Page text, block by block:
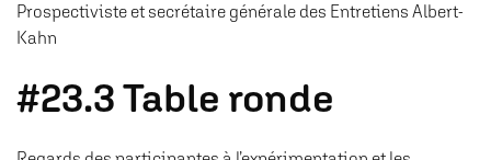
Prospectiviste et secrétaire générale des Entretiens Albert-
Kahn
#23.3 Table ronde